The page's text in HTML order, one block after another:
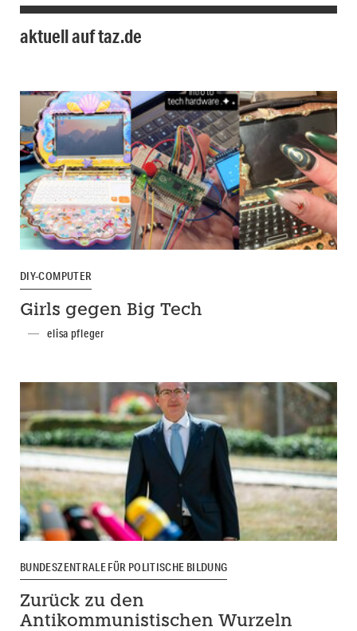
aktuell auf taz.de
DIY-COMPUTER
Girls gegen Big Tech
elisa pfleger
BUNDESZENTRALE FÜR POLITISCHE BILDUNG
Zurück zu den
Antikommunistischen Wurzeln